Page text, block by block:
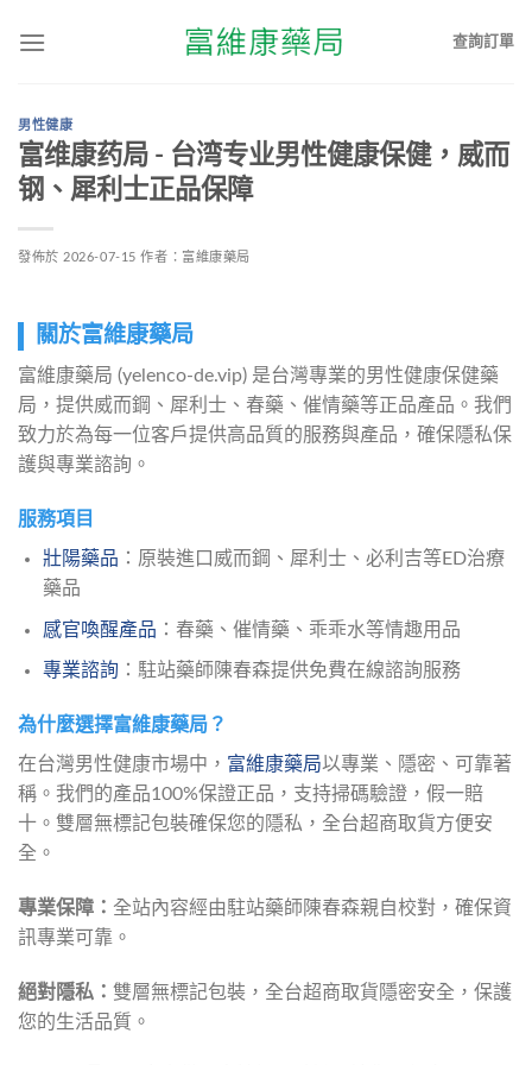
查詢訂單
男性健康
富维康药局 - 台湾专业男性健康保健，威而
钢、犀利士正品保障
發佈於 2026-07-15 作者： 富維康藥局
關於富維康藥局
富維康藥局 (yelenco-de.vip) 是台灣專業的男性健康保健藥
局，提供威而鋼、犀利士、春藥、催情藥等正品產品。我們
致力於為每一位客戶提供高品質的服務與產品，確保隱私保
護與專業諮詢。
服務項目
壯陽藥品 ：原裝進口威而鋼、犀利士、必利吉等ED治療
藥品
感官喚醒產品 ：春藥、催情藥、乖乖水等情趣用品
專業諮詢 ：駐站藥師陳春森提供免費在線諮詢服務
為什麼選擇富維康藥局？
在台灣男性健康市場中， 富維康藥局以專業、隱密、可靠著
稱。我們的產品100%保證正品，支持掃碼驗證，假一賠
十。雙層無標記包裝確保您的隱私，全台超商取貨方便安
全。
專業保障： 全站內容經由駐站藥師陳春森親自校對，確保資
訊專業可靠。
絕對隱私： 雙層無標記包裝，全台超商取貨隱密安全，保護
您的生活品質。